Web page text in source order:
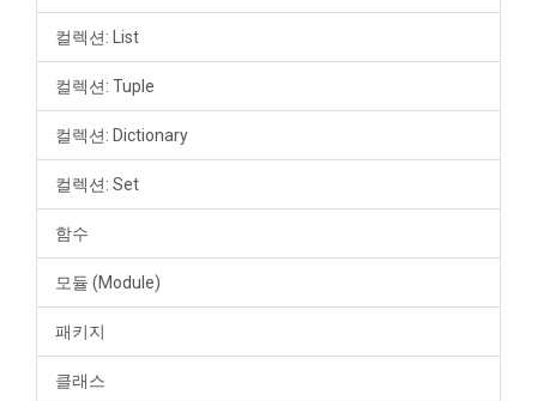
컬렉션: List
컬렉션: Tuple
컬렉션: Dictionary
컬렉션: Set
함수
모듈 (Module)
패키지
클래스